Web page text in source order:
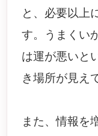
と、必要以上
す。うまくい
は運が悪いと
き場所が見え
また、情報を